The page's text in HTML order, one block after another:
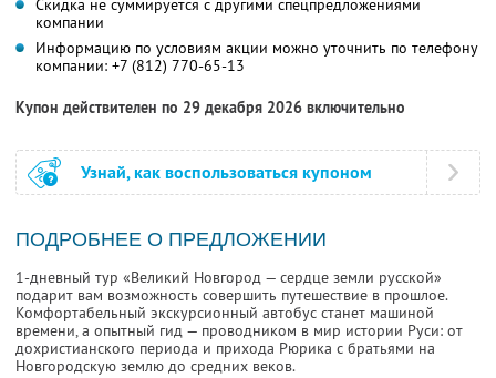
Скидка не суммируется с другими спецпредложениями
компании
Информацию по условиям акции можно уточнить по телефону
компании: +7 (812) 770-65-13
Купон действителен по 29 декабря 2026 включительно
Узнай, как воспользоваться купоном
ПОДРОБНЕЕ О ПРЕДЛОЖЕНИИ
1-дневный тур «Великий Новгород — сердце земли русской»
подарит вам возможность совершить путешествие в прошлое.
Комфортабельный экскурсионный автобус станет машиной
времени, а опытный гид — проводником в мир истории Руси: от
дохристианского периода и прихода Рюрика с братьями на
Новгородскую землю до средних веков.